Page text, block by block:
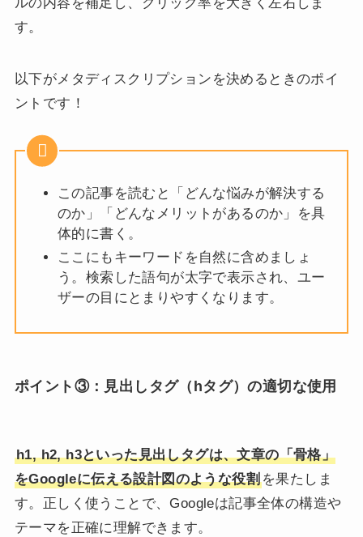
す。
以下がメタディスクリプションを決めるときのポイ
ントです！
この記事を読むと「どんな悩みが解決する
のか」「どんなメリットがあるのか」を具
体的に書く。
ここにもキーワードを自然に含めましょ
う。検索した語句が太字で表示され、ユー
ザーの目にとまりやすくなります。
ポイント③： 見出しタグ（hタグ）の適切な使用
h1, h2, h3といった見出しタグは、文章の「骨格」
をGoogleに伝える設計図のような役割を果たしま
す。正しく使うことで、Googleは記事全体の構造や
テーマを正確に理解できます。